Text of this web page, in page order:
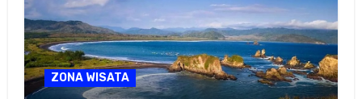
ZONA WISATA